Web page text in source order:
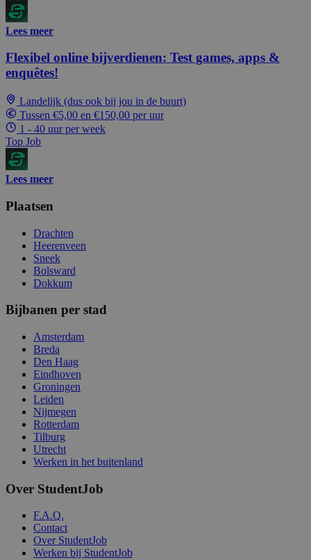
Lees meer
Flexibel online bijverdienen: Test games, apps &
enquêtes!
Landelijk (dus ook bij jou in de buurt)
Tussen €5,00 en €150,00 per uur
1 - 40 uur per week
Top Job
Lees meer
Plaatsen
Drachten
Heerenveen
Sneek
Bolsward
Dokkum
Bijbanen per stad
Amsterdam
Breda
Den Haag
Eindhoven
Groningen
Leiden
Nijmegen
Rotterdam
Tilburg
Utrecht
Werken in het buitenland
Over StudentJob
F.A.Q.
Contact
Over StudentJob
Werken bij StudentJob